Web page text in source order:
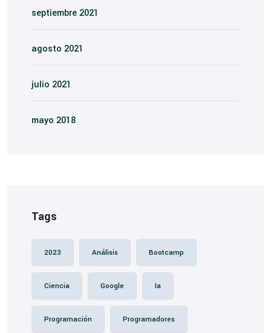
septiembre 2021
agosto 2021
julio 2021
mayo 2018
Tags
2023 Análisis Bootcamp
Ciencia Google Ia
Programación Programadores